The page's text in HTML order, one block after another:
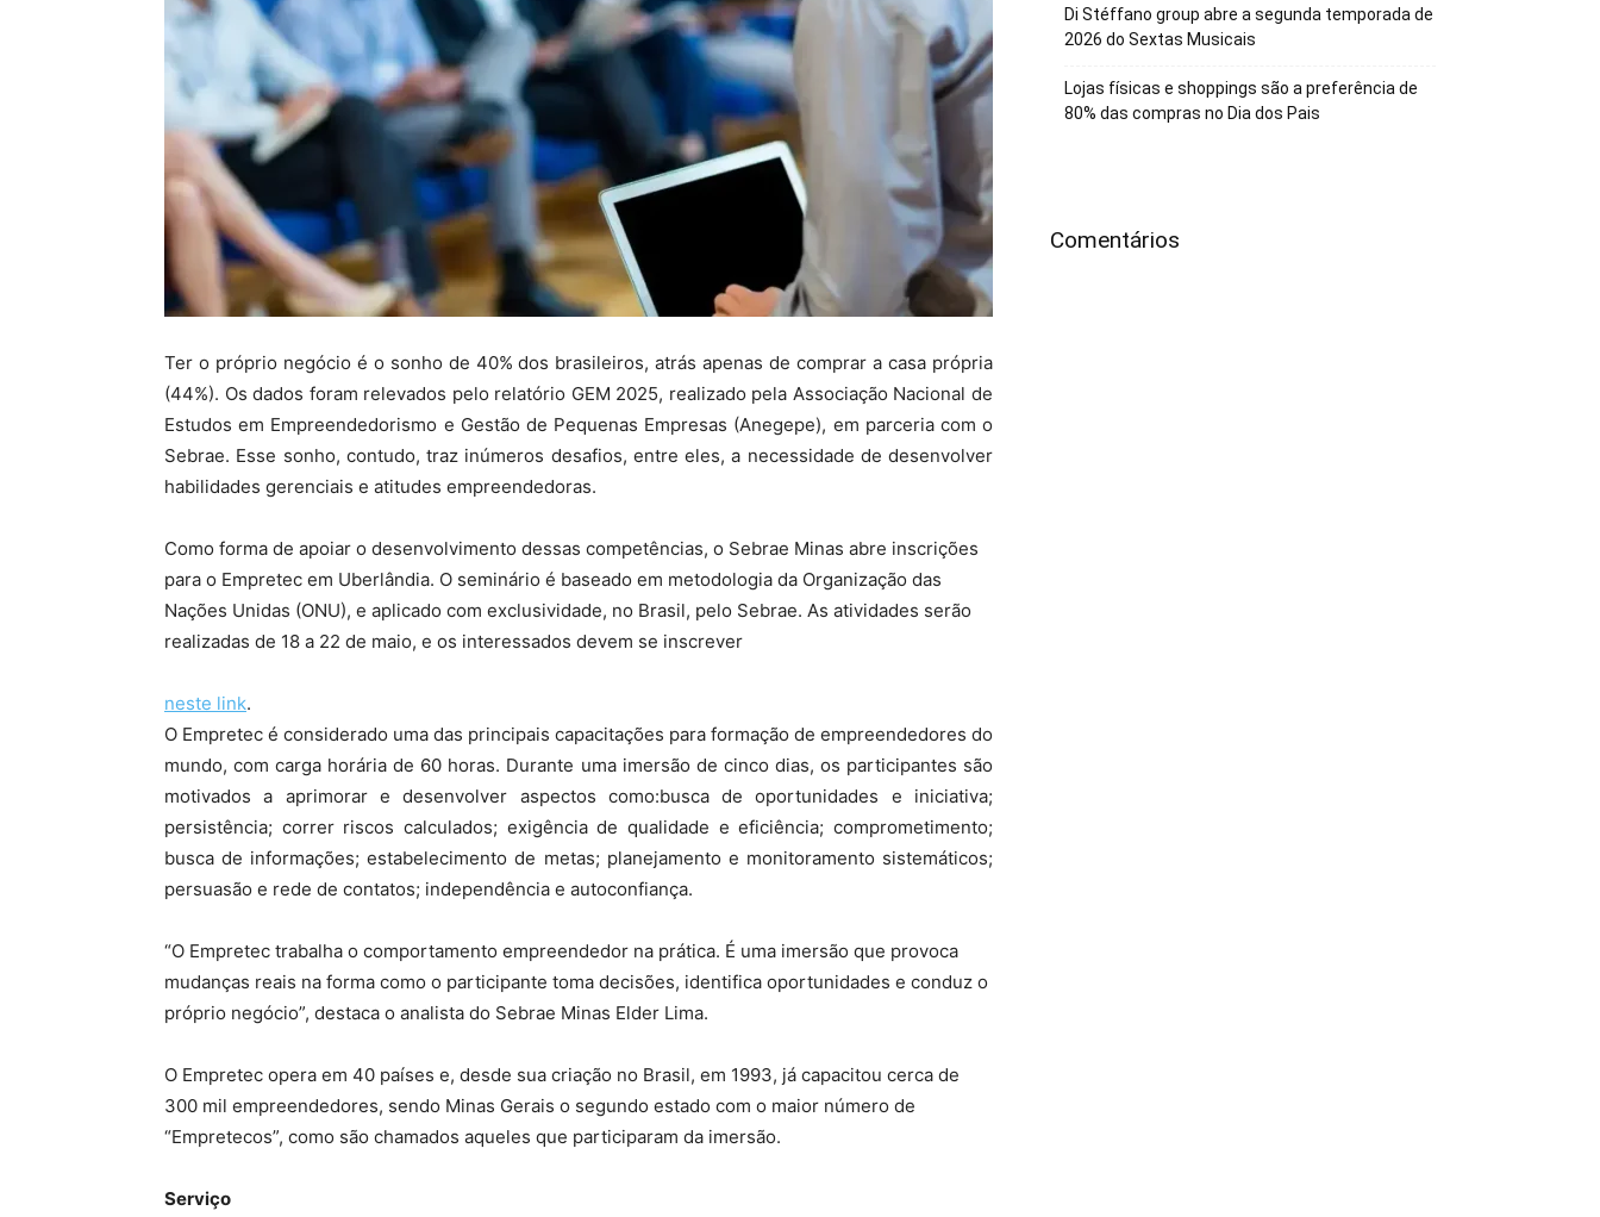
Ter o próprio negócio é o sonho de 40% dos brasileiros, atrás apenas de comprar a casa própria
(44%). Os dados foram relevados pelo relatório GEM 2025, realizado pela Associação Nacional de
Estudos em Empreendedorismo e Gestão de Pequenas Empresas (Anegepe), em parceria com o
Sebrae. Esse sonho, contudo, traz inúmeros desafios, entre eles, a necessidade de desenvolver
habilidades gerenciais e atitudes empreendedoras.
Como forma de apoiar o desenvolvimento dessas competências, o Sebrae Minas abre inscrições
para o Empretec em Uberlândia. O seminário é baseado em metodologia da Organização das
Nações Unidas (ONU), e aplicado com exclusividade, no Brasil, pelo Sebrae. As atividades serão
realizadas de 18 a 22 de maio, e os interessados devem se inscrever
neste link.
O Empretec é considerado uma das principais capacitações para formação de empreendedores do
mundo, com carga horária de 60 horas. Durante uma imersão de cinco dias, os participantes são
motivados a aprimorar e desenvolver aspectos como:busca de oportunidades e iniciativa;
persistência; correr riscos calculados; exigência de qualidade e eficiência; comprometimento;
busca de informações; estabelecimento de metas; planejamento e monitoramento sistemáticos;
persuasão e rede de contatos; independência e autoconfiança.
“O Empretec trabalha o comportamento empreendedor na prática. É uma imersão que provoca
mudanças reais na forma como o participante toma decisões, identifica oportunidades e conduz o
próprio negócio”, destaca o analista do Sebrae Minas Elder Lima.
O Empretec opera em 40 países e, desde sua criação no Brasil, em 1993, já capacitou cerca de
300 mil empreendedores, sendo Minas Gerais o segundo estado com o maior número de
“Empretecos”, como são chamados aqueles que participaram da imersão.
Serviço
Di Stéffano group abre a segunda temporada de
2026 do Sextas Musicais
Lojas físicas e shoppings são a preferência de
80% das compras no Dia dos Pais
Comentários